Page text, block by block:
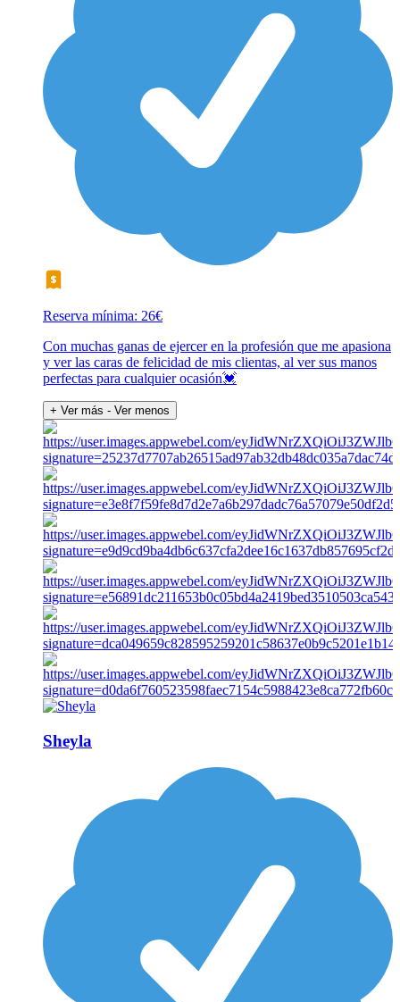
Reserva mínima: 26€
Con muchas ganas de ejercer en la profesión que me apasiona
y ver las caras de felicidad de mis clientas, al ver sus manos
perfectas para cualquier ocasión💓
+ Ver más - Ver menos
Sheyla